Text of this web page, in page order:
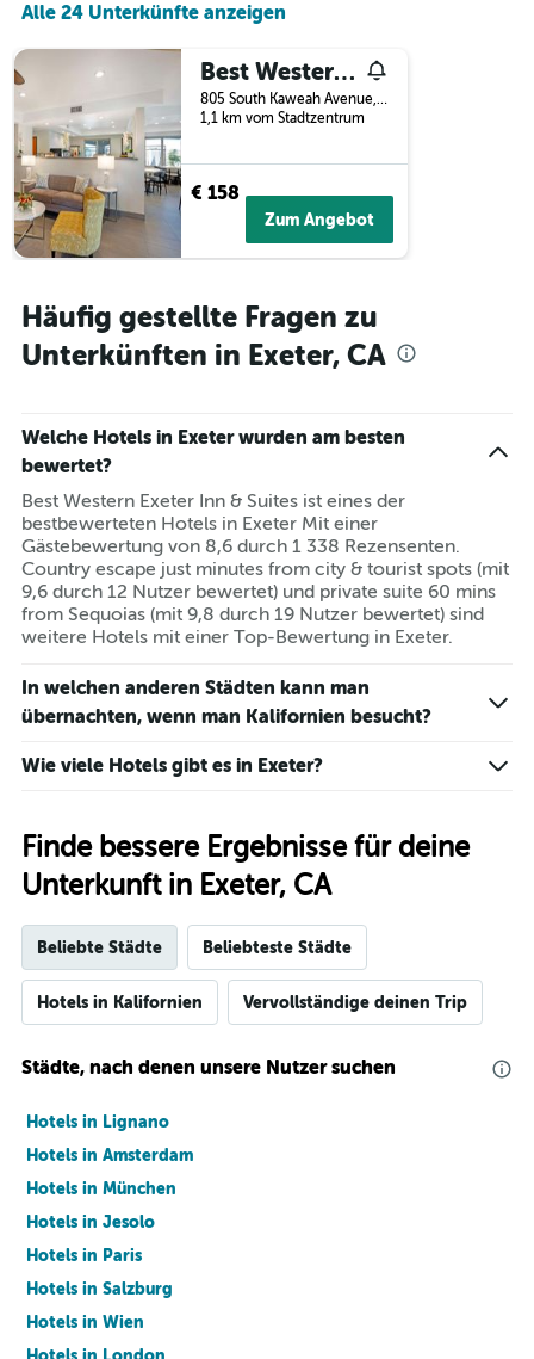
Alle 24 Unterkünfte anzeigen
Best Western Exeter Inn & Suites
805 South Kaweah Avenue, Exeter, CA, USA
1,1 km vom Stadtzentrum
€ 158
Zum Angebot
Häufig gestellte Fragen zu
Unterkünften in Exeter, CA
Welche Hotels in Exeter wurden am besten
bewertet?
Best Western Exeter Inn & Suites ist eines der
bestbewerteten Hotels in Exeter Mit einer
Gästebewertung von 8,6 durch 1 338 Rezensenten.
Country escape just minutes from city & tourist spots (mit
9,6 durch 12 Nutzer bewertet) und private suite 60 mins
from Sequoias (mit 9,8 durch 19 Nutzer bewertet) sind
weitere Hotels mit einer Top-Bewertung in Exeter.
In welchen anderen Städten kann man
übernachten, wenn man Kalifornien besucht?
Wie viele Hotels gibt es in Exeter?
Finde bessere Ergebnisse für deine
Unterkunft in Exeter, CA
Beliebte Städte Beliebteste Städte
Hotels in Kalifornien Vervollständige deinen Trip
Städte, nach denen unsere Nutzer suchen
Hotels in Lignano
Hotels in Amsterdam
Hotels in München
Hotels in Jesolo
Hotels in Paris
Hotels in Salzburg
Hotels in Wien